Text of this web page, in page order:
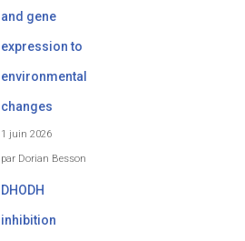
and gene
expression to
environmental
changes
1 juin 2026
par Dorian Besson
DHODH
inhibition